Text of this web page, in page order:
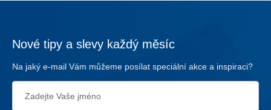
Nové tipy a slevy každý měsíc
Na jaký e-mail Vám můžeme posílat speciální akce a inspiraci?